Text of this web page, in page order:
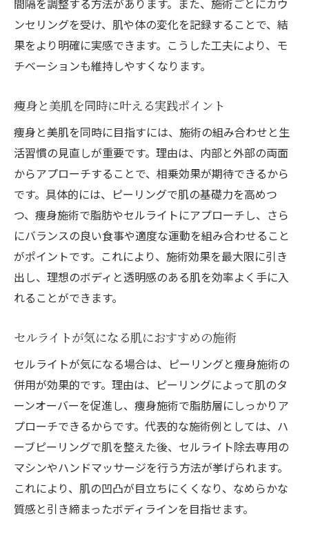
間隔を調整する方法があります。また、施術ごとにカウ
ンセリングを受け、肌や体の変化を記録することで、結
果をより明確に実感できます。こうした工夫により、モ
チベーションも維持しやすくなります。
痩身と美肌を同時に叶える実践ポイント
痩身と美肌を同時に目指すには、施術の組み合わせと生
活習慣の見直しが重要です。理由は、内部と外部の両面
からアプローチすることで、相乗効果が期待できるから
です。具体的には、ピーリングで肌の基礎力を高めつ
つ、痩身施術で脂肪やセルライトにアプローチし、さら
にバランスの良い食事や適度な運動を組み合わせること
がポイントです。これにより、施術効果を最大限に引き
出し、理想のボディと透明感のある肌を効率よく手に入
れることができます。
セルライトが気になる肌におすすめの施術
セルライトが気になる場合は、ピーリングと痩身施術の
併用が効果的です。理由は、ピーリングによって肌のタ
ーンオーバーを促進し、痩身施術で脂肪層にしっかりア
プローチできるからです。代表的な施術例としては、ハ
ーブピーリングで肌を整えた後、セルライト除去専用の
マシンやハンドマッサージを行う方法が挙げられます。
これにより、肌の凹凸が目立ちにくくなり、なめらかな
質感と引き締まったボディラインを目指せます。